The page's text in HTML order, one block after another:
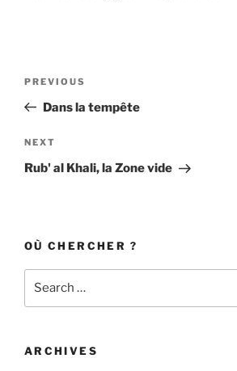
Previous
Post
PREVIOUS
Dans la tempête
Next
Post
NEXT
Rub' al Khali, la Zone vide
OÙ CHERCHER ?
ARCHIVES